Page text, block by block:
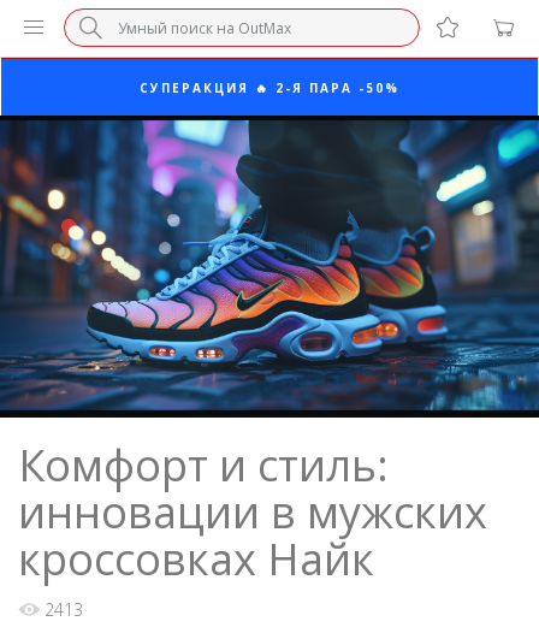
ПОСЛЕДНИЕ РАЗМЕРЫ ОТ 1500₽⚡️
СУПЕРАКЦИЯ 🔥 2-Я ПАРА -50%
БЕЗ НАЦЕНКИ МАРКЕТПЛЕЙСОВ ⚡ ВАШ РАЗМЕР
3-Я ПАРА В ПОДАРОК 🎁
ПОСЛЕДНИЕ РАЗМЕРЫ ОТ 1500₽⚡️
СУПЕРАКЦИЯ 🔥 2-Я ПАРА -50%
Комфорт и стиль:
инновации в мужских
кроссовках Найк
2413